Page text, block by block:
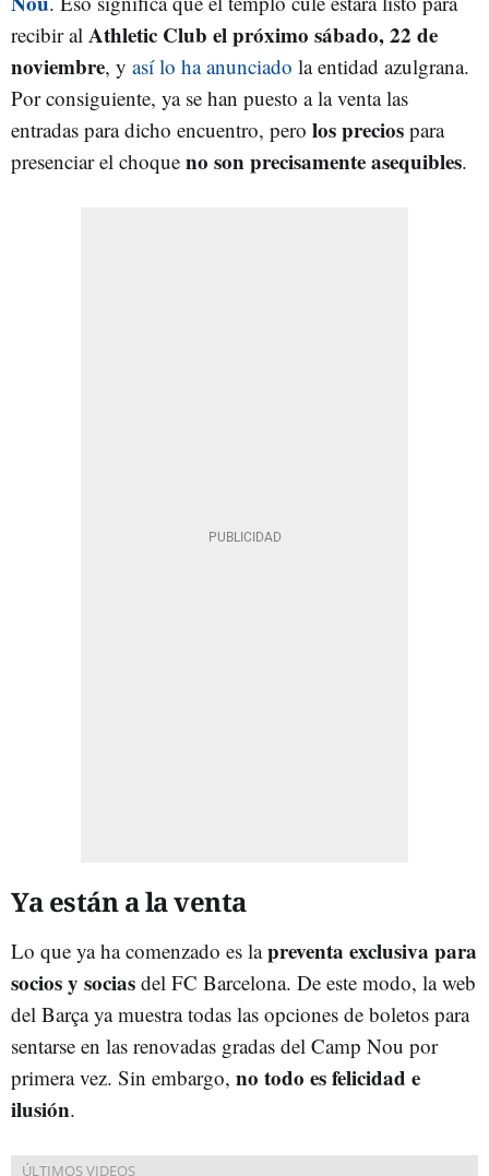
recibir al Athletic Club el próximo sábado, 22 de
noviembre, y así lo ha anunciado la entidad azulgrana.
Por consiguiente, ya se han puesto a la venta las
entradas para dicho encuentro, pero los precios para
presenciar el choque no son precisamente asequibles.
Ya están a la venta
Lo que ya ha comenzado es lapreventa exclusiva para
socios y socias del FC Barcelona. De este modo, la web
del Barça ya muestra todas las opciones de boletos para
sentarse en las renovadas gradas del Camp Nou por
primera vez. Sin embargo, no todo es felicidad e
ilusión.